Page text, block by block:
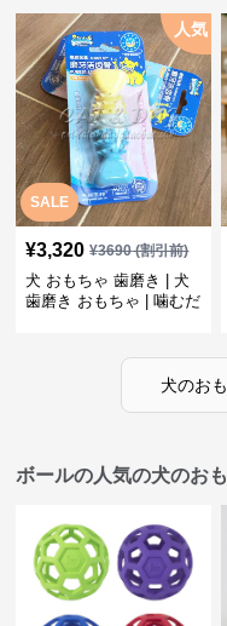
SALE
人気
¥3,320 ¥3690(割引前)
犬 おもちゃ 歯磨き | 犬
歯磨き おもちゃ | 噛むだ
犬のお
ボールの人気の犬のお